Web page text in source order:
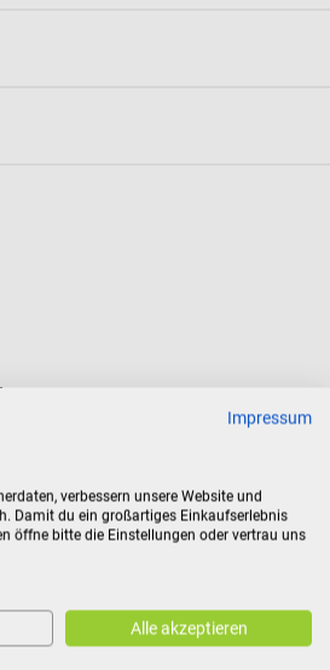
von Blutdruckmanschetten
Stück)
Impressum
verbessern unsere Website und
Damit du ein großartiges Einkaufserlebnis
öffne bitte die Einstellungen oder vertrau uns
Alle akzeptieren